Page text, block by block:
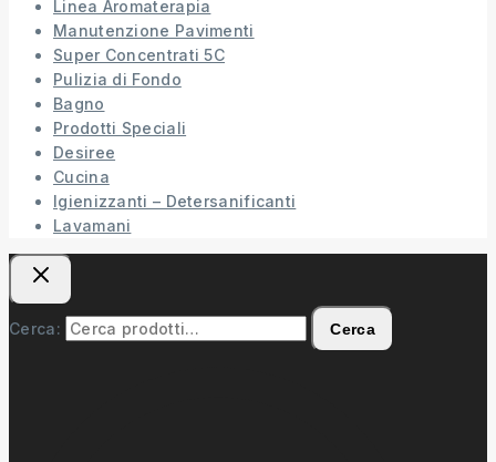
Linea Aromaterapia
Manutenzione Pavimenti
Super Concentrati 5C
Pulizia di Fondo
Bagno
Prodotti Speciali
Desiree
Cucina
Igienizzanti – Detersanificanti
Lavamani
Cerca: Cerca